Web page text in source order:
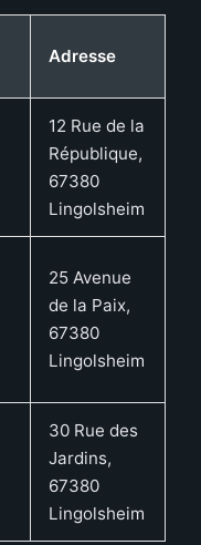
Adresse
12 Rue de la
République,
67380
Lingolsheim
25 Avenue
de la Paix,
67380
Lingolsheim
30 Rue des
Jardins,
67380
Lingolsheim